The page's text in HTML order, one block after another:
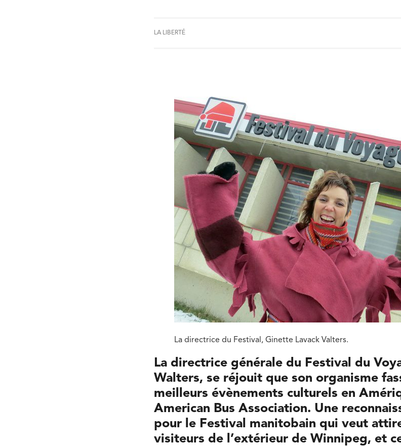
LA LIBERTÉ
La directrice du Festival, Ginette Lavack Valters.
La directrice générale du Festival du
Walters, se réjouit que son organisme
meilleurs évènements culturels en
American Bus Association. Une
pour le Festival manitobain qui veut
visiteurs de l’extérieur de Winnipeg, et